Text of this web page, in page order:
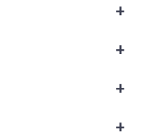
+
+
+
+